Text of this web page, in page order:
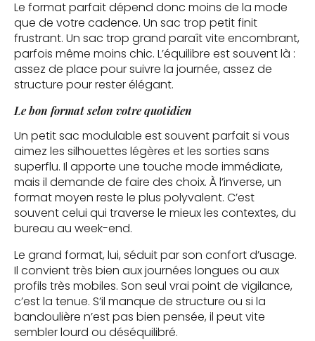
Le format parfait dépend donc moins de la mode
que de votre cadence. Un sac trop petit finit
frustrant. Un sac trop grand paraît vite encombrant,
parfois même moins chic. L’équilibre est souvent là :
assez de place pour suivre la journée, assez de
structure pour rester élégant.
Le bon format selon votre quotidien
Un petit sac modulable est souvent parfait si vous
aimez les silhouettes légères et les sorties sans
superflu. Il apporte une touche mode immédiate,
mais il demande de faire des choix. À l’inverse, un
format moyen reste le plus polyvalent. C’est
souvent celui qui traverse le mieux les contextes, du
bureau au week-end.
Le grand format, lui, séduit par son confort d’usage.
Il convient très bien aux journées longues ou aux
profils très mobiles. Son seul vrai point de vigilance,
c’est la tenue. S’il manque de structure ou si la
bandoulière n’est pas bien pensée, il peut vite
sembler lourd ou déséquilibré.